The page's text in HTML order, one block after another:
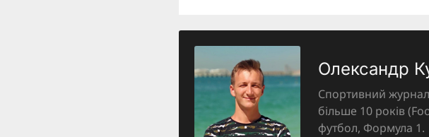
Олександр
Спортивний
більше 10 років
футбол, Формула 1.